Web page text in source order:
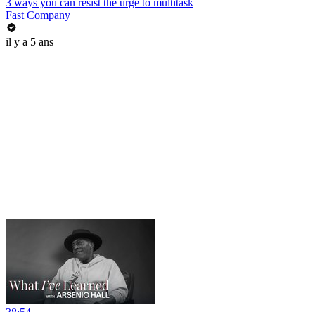
3 ways you can resist the urge to multitask
Fast Company
il y a 5 ans